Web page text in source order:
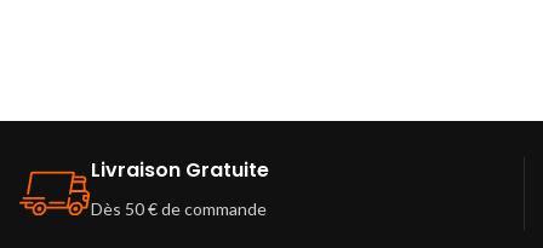
Livraison Gratuite
Dès 50 € de commande